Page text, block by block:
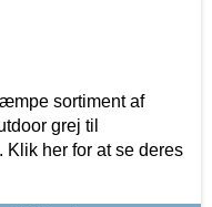
sortiment af
grej til
her for at se deres